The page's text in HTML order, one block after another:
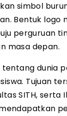
simbol
Bentuk logo
perguruan
masa depan.
dunia
Tujuan
SITH, serta